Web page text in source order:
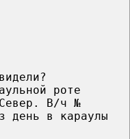
роте
В/ч №
день в караулы